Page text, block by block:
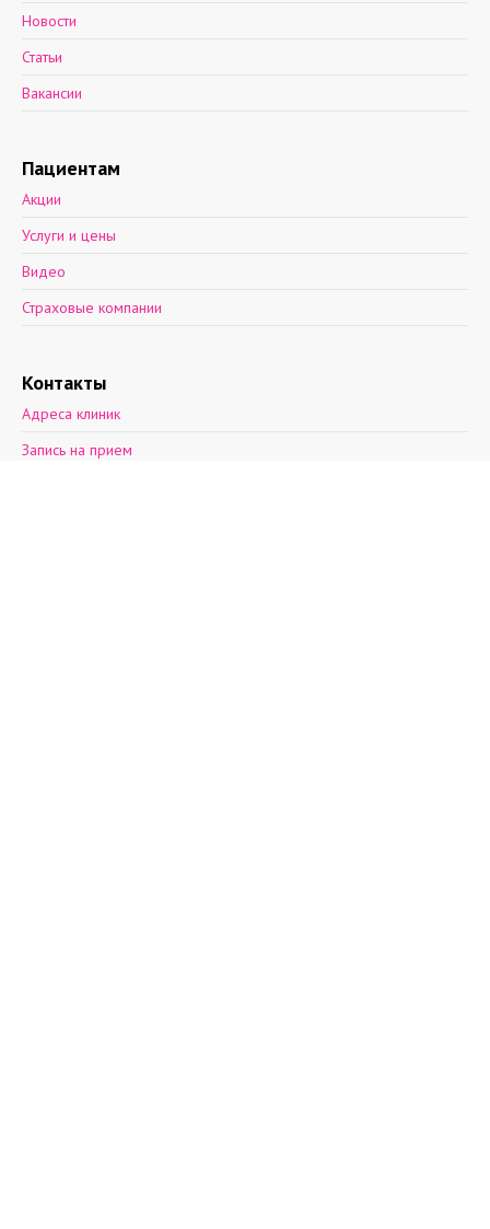
Новости
Статьи
Вакансии
Пациентам
Акции
Услуги и цены
Видео
Страховые компании
Контакты
Адреса клиник
Запись на прием